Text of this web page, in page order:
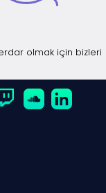
olmak için bizleri